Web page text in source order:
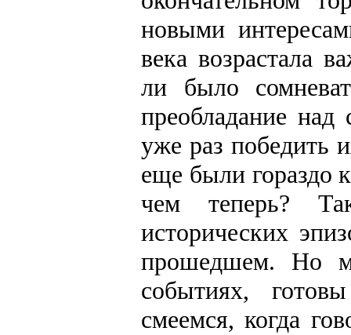
новыми
века возрастала
ли было
преобладание
уже раз победить
еще были гораздо
чем теперь?
исторических
прошедшем. Но
событиях,
смеемся, когда